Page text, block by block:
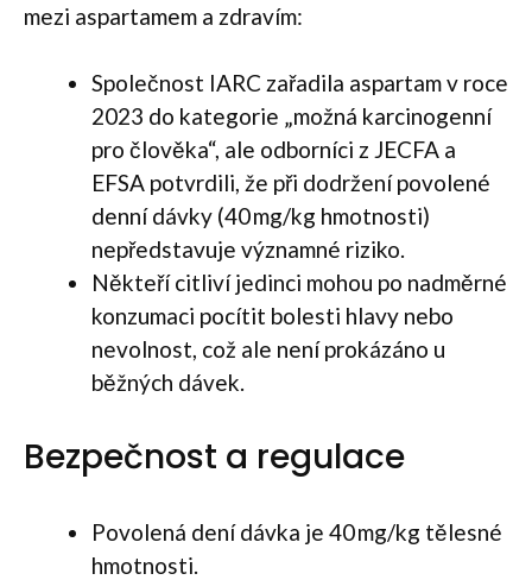
mezi aspartamem a zdravím:
Společnost IARC zařadila aspartam v roce
2023 do kategorie „možná karcinogenní
pro člověka“, ale odborníci z JECFA a
EFSA potvrdili, že při dodržení povolené
denní dávky (40 mg/kg hmotnosti)
nepředstavuje významné riziko.
Někteří citliví jedinci mohou po nadměrné
konzumaci pocítit bolesti hlavy nebo
nevolnost, což ale není prokázáno u
běžných dávek.
Bezpečnost a regulace
Povolená dení dávka je 40 mg/kg tělesné
hmotnosti.